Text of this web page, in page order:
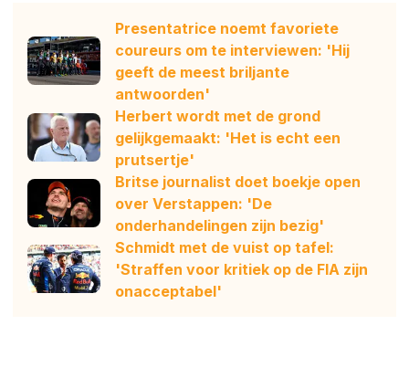
Presentatrice noemt favoriete
coureurs om te interviewen: 'Hij
geeft de meest briljante
antwoorden'
Herbert wordt met de grond
gelijkgemaakt: 'Het is echt een
prutsertje'
Britse journalist doet boekje open
over Verstappen: 'De
onderhandelingen zijn bezig'
Schmidt met de vuist op tafel:
'Straffen voor kritiek op de FIA zijn
onacceptabel'